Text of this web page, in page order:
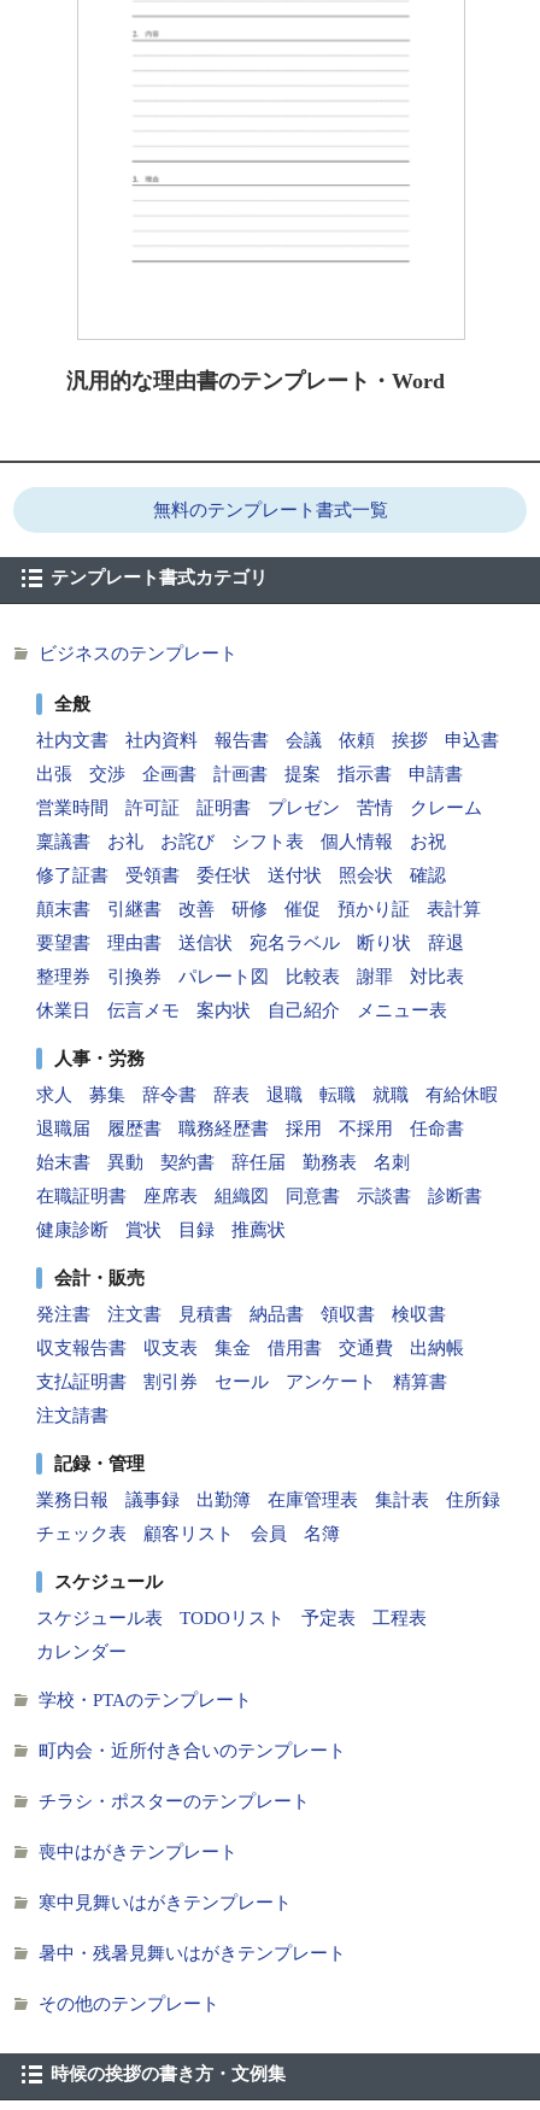
汎用的な理由書のテンプレート・Word
無料のテンプレート書式一覧
テンプレート書式カテゴリ
ビジネスのテンプレート
全般
社内文書
社内資料 報告書 会議 依頼 挨拶
申込書
出張
交渉 企画書 計画書 提案 指示書
申請書
営業時間
許可証 証明書 プレゼン 苦情
クレーム
稟議書
お礼 お詫び シフト表 個人情報
お祝
修了証書
受領書 委任状 送付状 照会状
確認
顛末書
引継書 改善 研修 催促 預かり証
表計算
要望書
理由書 送信状 宛名ラベル 断り状
辞退
整理券
引換券 パレート図 比較表 謝罪
対比表
休業日
伝言メモ 案内状 自己紹介 メニュー表
人事・労務
求人
募集 辞令書 辞表 退職 転職 就職
有給休暇
退職届
履歴書 職務経歴書 採用 不採用
任命書
始末書
異動 契約書 辞任届 勤務表
名刺
在職証明書
座席表 組織図 同意書 示談書
診断書
健康診断
賞状 目録 推薦状
会計・販売
発注書
注文書 見積書 納品書 領収書
検収書
収支報告書
収支表 集金 借用書 交通費
出納帳
支払証明書
割引券 セール アンケート
精算書
注文請書
記録・管理
業務日報
議事録 出勤簿 在庫管理表 集計表
住所録
チェック表
顧客リスト 会員 名簿
スケジュール
スケジュール表
TODOリスト 予定表
工程表
カレンダー
学校・PTAのテンプレート
町内会・近所付き合いのテンプレート
チラシ・ポスターのテンプレート
喪中はがきテンプレート
寒中見舞いはがきテンプレート
暑中・残暑見舞いはがきテンプレート
その他のテンプレート
時候の挨拶の書き方・文例集